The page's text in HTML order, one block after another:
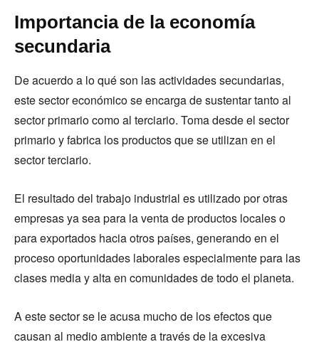
Importancia de la economía
secundaria
De acuerdo a lo qué son las actividades secundarias,
este sector económico se encarga de sustentar tanto al
sector primario como al terciario. Toma desde el sector
primario y fabrica los productos que se utilizan en el
sector terciario.
El resultado del trabajo industrial es utilizado por otras
empresas ya sea para la venta de productos locales o
para exportados hacia otros países, generando en el
proceso oportunidades laborales especialmente para las
clases media y alta en comunidades de todo el planeta.
A este sector se le acusa mucho de los efectos que
causan al medio ambiente a través de la excesiva